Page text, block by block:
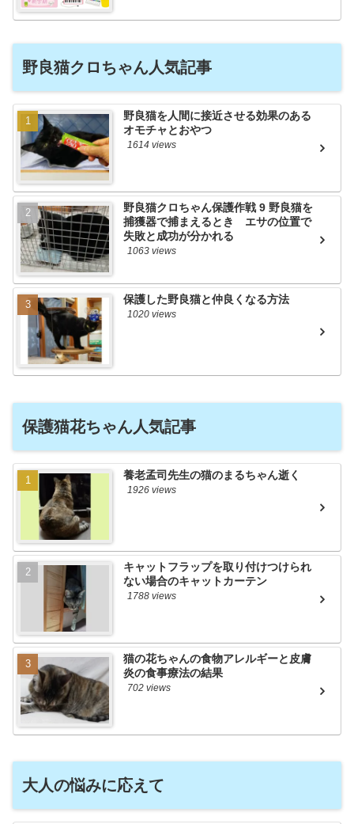
野良猫クロちゃん人気記事
野良猫を人間に接近させる効果のある
オモチャとおやつ
1614 views
野良猫クロちゃん保護作戦 9 野良猫を
捕獲器で捕まえるとき エサの位置で
失敗と成功が分かれる
1063 views
保護した野良猫と仲良くなる方法
1020 views
保護猫花ちゃん人気記事
養老孟司先生の猫のまるちゃん逝く
1926 views
キャットフラップを取り付けつけられ
ない場合のキャットカーテン
1788 views
猫の花ちゃんの食物アレルギーと皮膚
炎の食事療法の結果
702 views
大人の悩みに応えて